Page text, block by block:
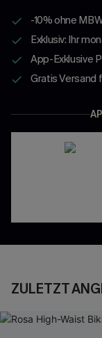
-10% ohne
Exklusiv: Ihr
App-Exklusive
Gratis Versand
ZULETZT